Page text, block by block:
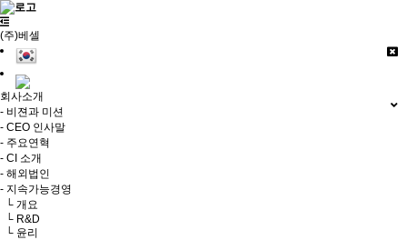
(주)베셀
회사소개
- 비젼과 미션
- CEO 인사말
- 주요연혁
- CI 소개
- 해외법인
- 지속가능경영
└ 개요
└ R&D
└ 윤리